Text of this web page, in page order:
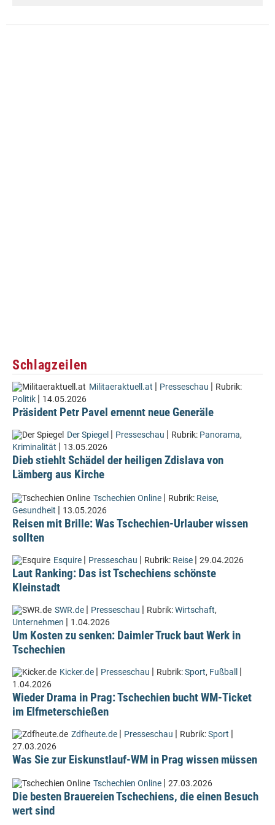
Schlagzeilen
Militaeraktuell.at | Presseschau | Rubrik:
Politik | 14.05.2026
Präsident Petr Pavel ernennt neue Generäle
Der Spiegel | Presseschau | Rubrik: Panorama,
Kriminalität | 13.05.2026
Dieb stiehlt Schädel der heiligen Zdislava von
Lämberg aus Kirche
Tschechien Online | Rubrik: Reise,
Gesundheit | 13.05.2026
Reisen mit Brille: Was Tschechien-Urlauber wissen
sollten
Esquire | Presseschau | Rubrik: Reise | 29.04.2026
Laut Ranking: Das ist Tschechiens schönste
Kleinstadt
SWR.de | Presseschau | Rubrik:Wirtschaft,
Unternehmen | 1.04.2026
Um Kosten zu senken: Daimler Truck baut Werk in
Tschechien
Kicker.de | Presseschau | Rubrik:Sport, Fußball |
1.04.2026
Wieder Drama in Prag: Tschechien bucht WM-Ticket
im Elfmeterschießen
Zdfheute.de | Presseschau | Rubrik:Sport |
27.03.2026
Was Sie zur Eiskunstlauf-WM in Prag wissen müssen
Tschechien Online | 27.03.2026
Die besten Brauereien Tschechiens, die einen Besuch
wert sind